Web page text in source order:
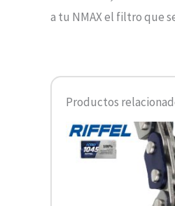
a tu NMAX el filtro que
Productos